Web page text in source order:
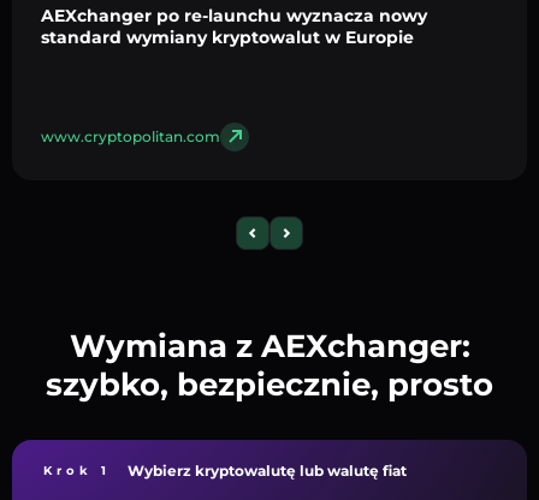
AEXchanger po re-launchu wyznacza nowy
standard wymiany kryptowalut w Europie
www.cryptopolitan.com
Wymiana z AEXchanger:
szybko, bezpiecznie, prosto
Krok 1 Wybierz kryptowalutę lub walutę fiat